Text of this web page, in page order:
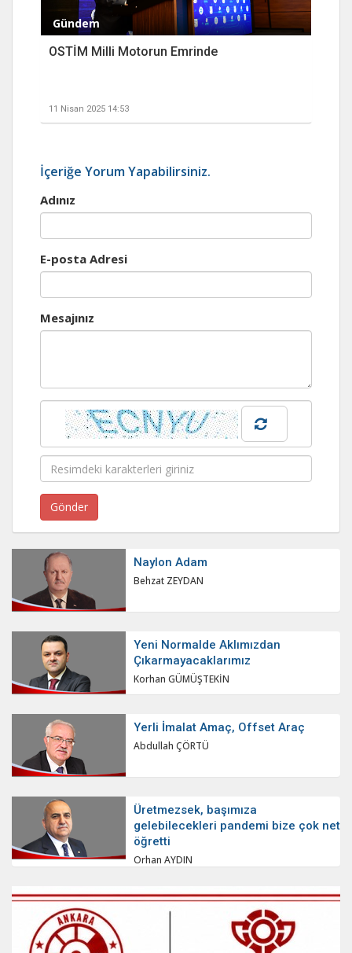
Gündem
OSTİM Milli Motorun Emrinde
11 Nisan 2025 14:53
İçeriğe Yorum Yapabilirsiniz.
Adınız
E-posta Adresi
Mesajınız
Naylon Adam
Behzat ZEYDAN
Yeni Normalde Aklımızdan
Çıkarmayacaklarımız
Korhan GÜMÜŞTEKİN
Yerli İmalat Amaç, Offset Araç
Abdullah ÇÖRTÜ
Üretmezsek, başımıza
gelebilecekleri pandemi bize çok net
öğretti
Orhan AYDIN